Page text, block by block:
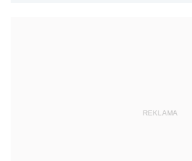
REKLAMA